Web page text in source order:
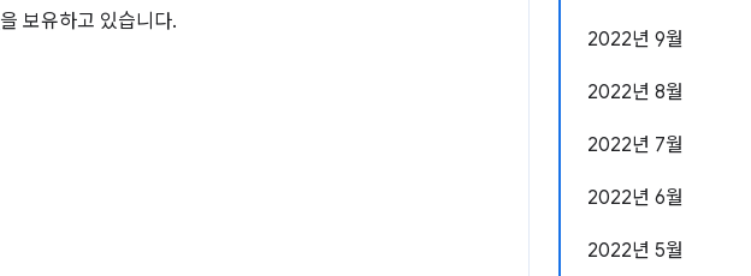
2022년 9월
2022년 8월
2022년 7월
2022년 6월
2022년 5월
을 보유하고 있습니다.